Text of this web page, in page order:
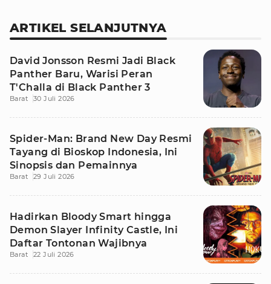
ARTIKEL SELANJUTNYA
David Jonsson Resmi Jadi Black
Panther Baru, Warisi Peran
T'Challa di Black Panther 3
Barat 30 Juli 2026
Spider-Man: Brand New Day Resmi
Tayang di Bioskop Indonesia, Ini
Sinopsis dan Pemainnya
Barat 29 Juli 2026
Hadirkan Bloody Smart hingga
Demon Slayer Infinity Castle, Ini
Daftar Tontonan Wajibnya
Barat 22 Juli 2026